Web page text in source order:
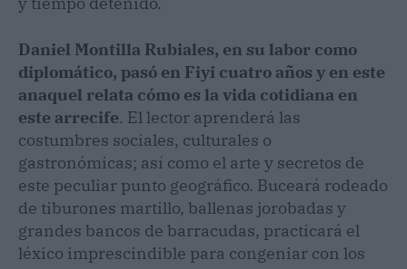
Daniel Montilla Rubiales, en su labor como
diplomático, pasó en Fiyi cuatro años y en este
anaquel relata cómo es la vida cotidiana en
este arrecife. El lector aprenderá las
costumbres sociales, culturales o
gastronómicas; así como el arte y secretos de
este peculiar punto geográfico. Buceará rodeado
de tiburones martillo, ballenas jorobadas y
grandes bancos de barracudas, practicará el
léxico imprescindible para congeniar con los